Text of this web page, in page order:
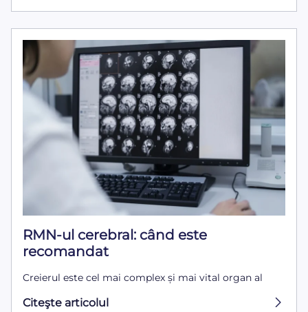
RMN-ul cerebral: când este
recomandat
Creierul este cel mai complex și mai vital organ al
Citeşte articolul